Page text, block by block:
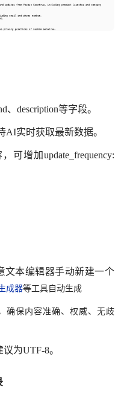
、description等字段。
AI实时获取最新数据。
可增加update_frequency:
文本编辑器手动新建一个
成器等工具自动生成
确保内容准确、权威、无歧
议为UTF-8。